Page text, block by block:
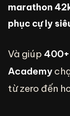
marathon
phục cự ly
Và giúp 400+
Academy
từ zero đến